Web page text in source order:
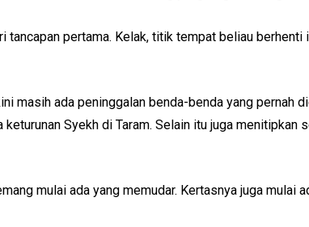
pertama. Kelak, titik tempat beliau berhenti
masih ada peninggalan benda-benda yang pernah
Syekh di Taram. Selain itu juga menitipkan
mulai ada yang memudar. Kertasnya juga mulai